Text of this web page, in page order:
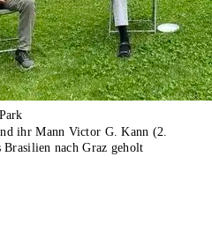
ihr Mann Victor G. Kann (2.
nach Graz geholt